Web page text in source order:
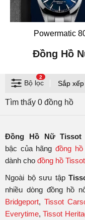
Powermatic
Đồng Hồ
Bộ lọc
2
Tìm thấy 0 đồng hồ
Đồng Hồ Nữ Tissot
bậc của hãng đồng
dành cho đồng hồ
Ngoài bộ sưu tập
nhiều dòng đồng hồ
Bridgeport,Tissot
Everytime,Tissot